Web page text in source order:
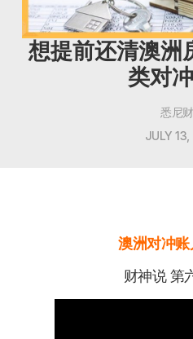
想提前还清澳洲
类对
悉尼
JULY
澳洲对冲
财神说 第